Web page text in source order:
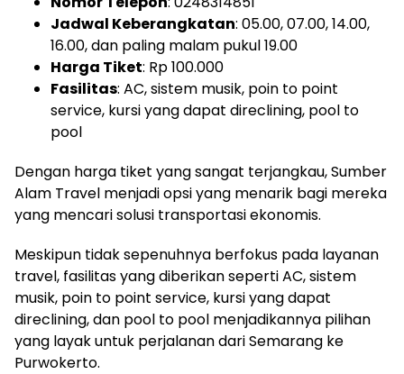
Jadwal Keberangkatan: 05.00, 07.00, 14.00,
16.00, dan paling malam pukul 19.00
Harga Tiket: Rp 100.000
Fasilitas: AC, sistem musik, poin to point
service, kursi yang dapat direclining, pool to
pool
Dengan harga tiket yang sangat terjangkau, Sumber
Alam Travel menjadi opsi yang menarik bagi mereka
yang mencari solusi transportasi ekonomis.
Meskipun tidak sepenuhnya berfokus pada layanan
travel, fasilitas yang diberikan seperti AC, sistem
musik, poin to point service, kursi yang dapat
direclining, dan pool to pool menjadikannya pilihan
yang layak untuk perjalanan dari Semarang ke
Purwokerto.